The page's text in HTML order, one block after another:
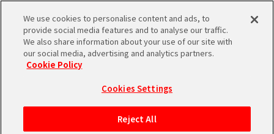
スケジュール 検索
バンダイナムコIDで
アイドルマスター ポータルへの登録について
We use cookies to personalise content and ads, to
provide social media features and to analyse our traffic.
We also share information about your use of our site with
our social media, advertising and analytics partners.
Cookie Policy
Cookies Settings
Reject All